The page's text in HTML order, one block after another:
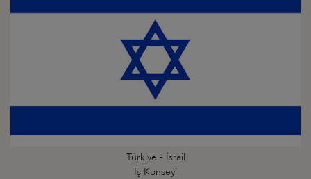
Türkiye - İsrail
İş Konseyi